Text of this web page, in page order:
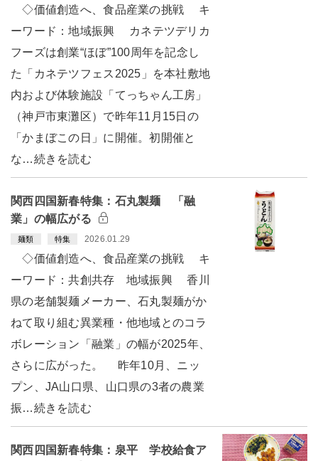
◇価値創造へ、食品産業の挑戦 キ
ーワード：地域振興 カネテツデリカ
フーズは創業“ほぼ”100周年を記念し
た「カネテツフェス2025」を本社敷地
内および体験施設「てっちゃん工房」
（神戸市東灘区）で昨年11月15日の
「かまぼこの日」に開催。初開催と
な…続きを読む
関西四国新春特集：石丸製麺 「融
業」の幅広がる
麺類 特集 2026.01.29
◇価値創造へ、食品産業の挑戦 キ
ーワード：共創共存 地域振興 香川
県の老舗製麺メーカー、石丸製麺がか
ねて取り組む異業種・他地域とのコラ
ボレーション「融業」の幅が2025年、
さらに広がった。 昨年10月、ニッ
プン、JA山口県、山口県の3者の農業
振…続きを読む
関西四国新春特集：泉平 学校給食ア